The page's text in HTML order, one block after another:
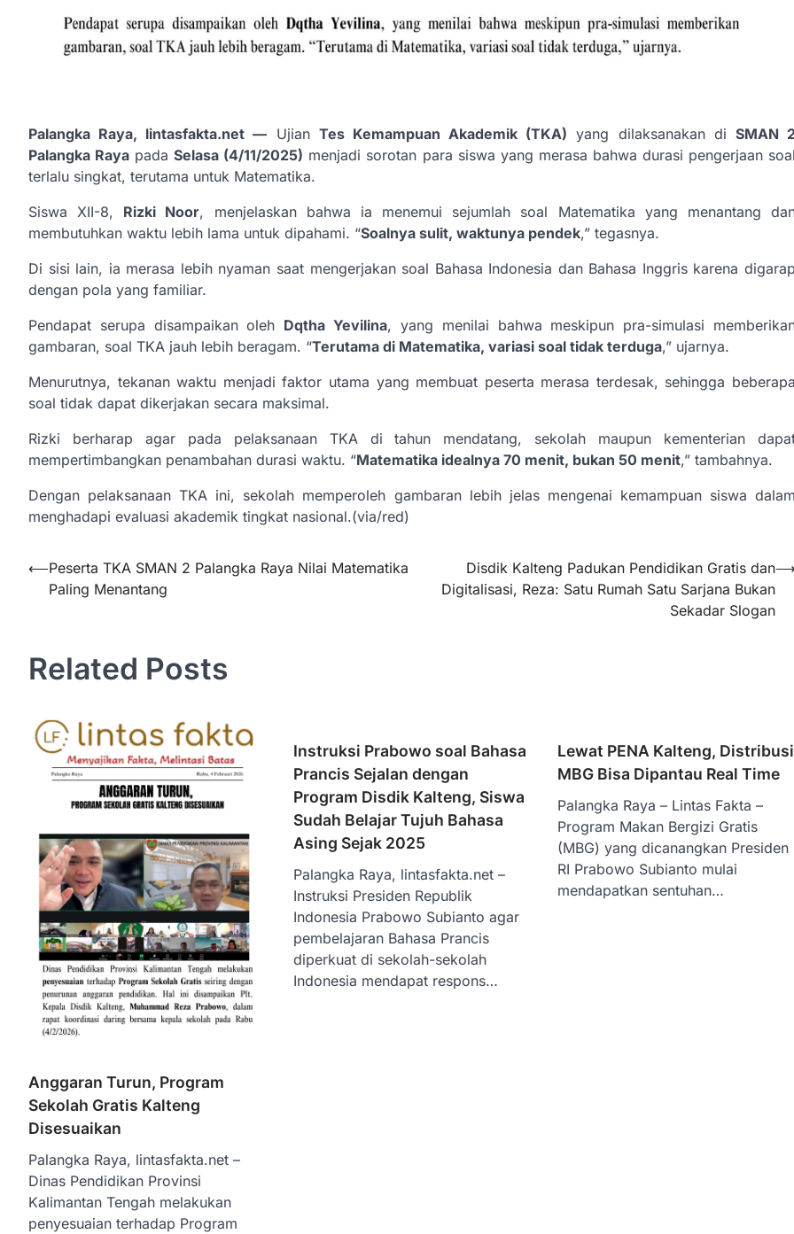
Palangka Raya, lintasfakta.net — Ujian Tes Kemampuan Akademik (TKA) yang dilaksanakan di SMAN
Palangka Raya padaSelasa (4/11/2025) menjadi sorotan para siswa yang merasa bahwa durasi pengerjaan soal
terlalu singkat, terutama untuk Matematika.
Siswa XII-8, Rizki Noor, menjelaskan bahwa ia menemui sejumlah soal Matematika yang menantang
membutuhkan waktu lebih lama untuk dipahami. “Soalnya sulit, waktunya pendek,” tegasnya.
Di sisi lain, ia merasa lebih nyaman saat mengerjakan soal Bahasa Indonesia dan Bahasa Inggris karena digarap
dengan pola yang familiar.
Pendapat serupa disampaikan oleh Dqtha Yevilina, yang menilai bahwa meskipun pra-simulasi
gambaran, soal TKA jauh lebih beragam. “Terutama di Matematika, variasi soal tidak terduga,” ujarnya.
Menurutnya, tekanan waktu menjadi faktor utama yang membuat peserta merasa terdesak, sehingga beberapa
soal tidak dapat dikerjakan secara maksimal.
Rizki berharap agar pada pelaksanaan TKA di tahun mendatang, sekolah maupun kementerian
mempertimbangkan penambahan durasi waktu. “Matematika idealnya 70 menit, bukan 50 menit,” tambahnya.
Dengan pelaksanaan TKA ini, sekolah memperoleh gambaran lebih jelas mengenai kemampuan siswa dalam
menghadapi evaluasi akademik tingkat nasional.(via/red)
Navigasi
pos
⟵Peserta TKA SMAN 2 Palangka Raya Nilai Matematika
Paling Menantang
Disdik Kalteng Padukan Pendidikan Gratis dan
Digitalisasi, Reza: Satu Rumah Satu Sarjana Bukan
Sekadar Slogan
⟶
Related Posts
Anggaran Turun, Program
Sekolah Gratis Kalteng
Disesuaikan
Palangka Raya, lintasfakta.net –
Dinas Pendidikan Provinsi
Kalimantan Tengah melakukan
penyesuaian terhadap Program
Instruksi Prabowo soal Bahasa
Prancis Sejalan dengan
Program Disdik Kalteng, Siswa
Sudah Belajar Tujuh Bahasa
Asing Sejak 2025
Palangka Raya, lintasfakta.net –
Instruksi Presiden Republik
Indonesia Prabowo Subianto agar
pembelajaran Bahasa Prancis
diperkuat di sekolah-sekolah
Indonesia mendapat respons…
Lewat PENA Kalteng, Distribusi
MBG Bisa Dipantau Real Time
Palangka Raya – Lintas Fakta –
Program Makan Bergizi Gratis
(MBG) yang dicanangkan Presiden
RI Prabowo Subianto mulai
mendapatkan sentuhan…